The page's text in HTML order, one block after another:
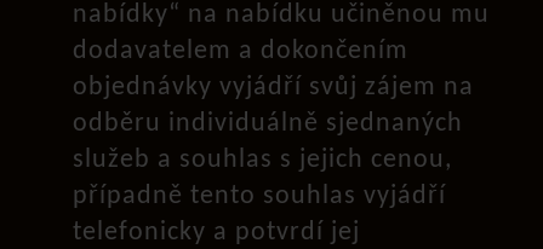
nabídky“ na nabídku učiněnou mu
dodavatelem a dokončením
objednávky vyjádří svůj zájem na
odběru individuálně sjednaných
služeb a souhlas s jejich cenou,
případně tento souhlas vyjádří
telefonicky a potvrdí jej